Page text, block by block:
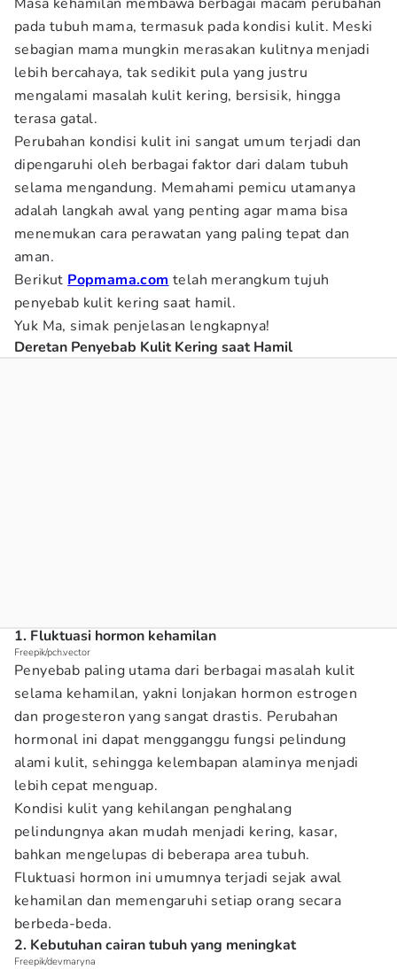
pada tubuh mama, termasuk pada kondisi kulit. Meski
sebagian mama mungkin merasakan kulitnya menjadi
lebih bercahaya, tak sedikit pula yang justru
mengalami masalah kulit kering, bersisik, hingga
terasa gatal.
Perubahan kondisi kulit ini sangat umum terjadi dan
dipengaruhi oleh berbagai faktor dari dalam tubuh
selama mengandung. Memahami pemicu utamanya
adalah langkah awal yang penting agar mama bisa
menemukan cara perawatan yang paling tepat dan
aman.
Berikut Popmama.com telah merangkum tujuh
penyebab kulit kering saat hamil.
Yuk Ma, simak penjelasan lengkapnya!
Deretan Penyebab Kulit Kering saat Hamil
1. Fluktuasi hormon kehamilan
Freepik/pch.vector
Penyebab paling utama dari berbagai masalah kulit
selama kehamilan, yakni lonjakan hormon estrogen
dan progesteron yang sangat drastis. Perubahan
hormonal ini dapat mengganggu fungsi pelindung
alami kulit, sehingga kelembapan alaminya menjadi
lebih cepat menguap.
Kondisi kulit yang kehilangan penghalang
pelindungnya akan mudah menjadi kering, kasar,
bahkan mengelupas di beberapa area tubuh.
Fluktuasi hormon ini umumnya terjadi sejak awal
kehamilan dan memengaruhi setiap orang secara
berbeda-beda.
2. Kebutuhan cairan tubuh yang meningkat
Freepik/devmaryna